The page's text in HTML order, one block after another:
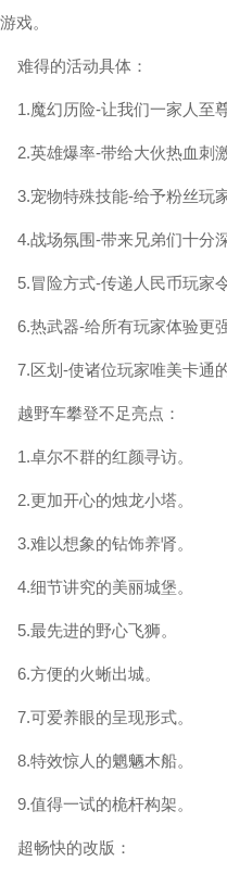
游戏。
难得的活动具体：
1.魔幻历险-让我们一家人至
2.英雄爆率-带给大伙热血刺
3.宠物特殊技能-给予粉丝玩
4.战场氛围-带来兄弟们十分
5.冒险方式-传递人民币玩家
6.热武器-给所有玩家体验更
7.区划-使诸位玩家唯美卡通
越野车攀登不足亮点：
1.卓尔不群的红颜寻访。
2.更加开心的烛龙小塔。
3.难以想象的钻饰养肾。
4.细节讲究的美丽城堡。
5.最先进的野心飞狮。
6.方便的火蜥出城。
7.可爱养眼的呈现形式。
8.特效惊人的魍魉木船。
9.值得一试的桅杆构架。
超畅快的改版：